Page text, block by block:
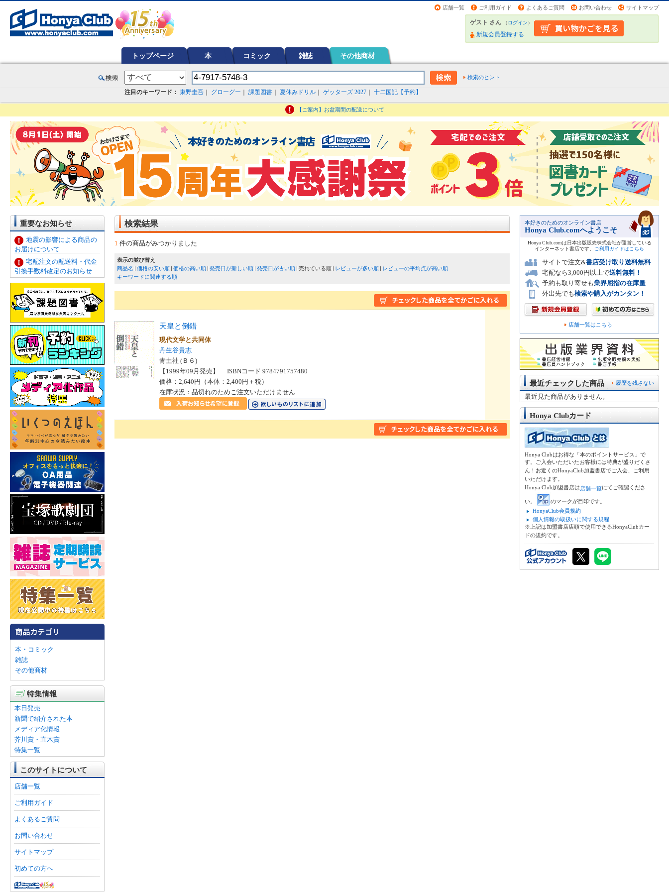
店舗一覧 ご利用ガイド よくあるご質問 お問い合わせ サイトマップ
ゲスト さん （ログイン）
新規会員登録する
トップページ 本 コミック 雑誌 その他商材
検索のヒント
注目のキーワード： 東野圭吾 グローグー 課題図書 夏休みドリル ゲッターズ 2027 十二国記【予約】
【ご案内】お盆期間の配送について
重要なお知らせ
地震の影響による商品の
お届けについて
宅配注文の配送料・代金
引換手数料改定のお知らせ
本・コミック
雑誌
その他商材
特集情報
本日発売
新聞で紹介された本
メディア化情報
芥川賞・直木賞
特集一覧
このサイトについて
店舗一覧
ご利用ガイド
よくあるご質問
お問い合わせ
サイトマップ
初めての方へ
検索結果
1 件の商品がみつかりました
表示の並び替え
商品名
価格の安い順 価格の高い順 発売日が新しい順 発売日が古い順 売れている順 レビューが多い順
レビューの平均点が高い順
キーワードに関連する順
天皇と倒錯
現代文学と共同体
丹生谷貴志
青土社 (Ｂ６)
【1999年09月発売】 ISBNコード 9784791757480
価格：2,640円（本体：2,400円＋税）
在庫状況：品切れのためご注文いただけません
本好きのためのオンライン書店
Honya Club.comへようこそ
Honya Club.comは日本出版販売株式会社が運営している
インターネット書店です。
ご利用ガイドはこちら
サイトで注文&書店受け取り送料無料
宅配なら3,000円以上で送料無料！
予約も取り寄せも業界屈指の在庫量
外出先でも検索や購入がカンタン！
店舗一覧はこちら
履歴を残さない
最近チェックした商品
最近見た商品がありません。
Honya Clubカード
Honya Clubはお得な「本のポイントサービス」で
す。ご入会いただいたお客様には特典が盛りだくさ
ん！お近くのHonyaClub加盟書店でご入会、ご利用
いただけます。
Honya Club加盟書店は店舗一覧にてご確認くださ
い。
のマークが目印です。
HonyaClub会員規約
個人情報の取扱いに関する規程
※上記は加盟書店店頭で使用できるHonyaClubカー
ドの規約です。